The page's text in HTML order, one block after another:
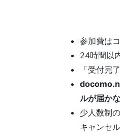
参加費は
24時間以
「受付完
ルが届か
少人数制
キャンセ